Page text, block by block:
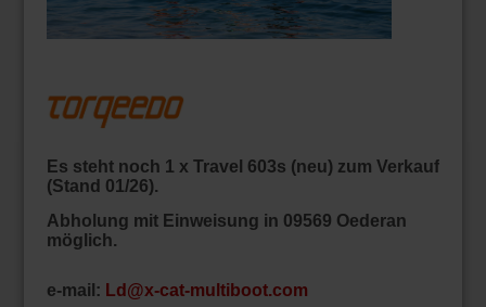
Es steht noch 1 x Travel 603s (neu) zum Verkauf
(Stand 01/26).
Abholung mit Einweisung in 09569 Oederan
möglich.
e-mail: Ld@x-cat-multiboot.com